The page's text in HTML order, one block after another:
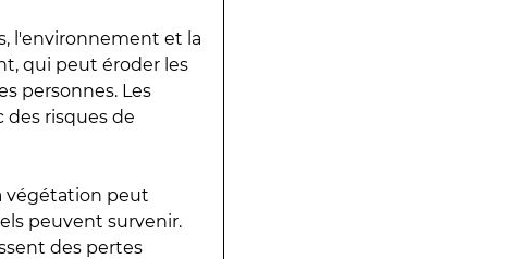
l'environnement et la
qui peut éroder les
personnes. Les
des risques de
végétation peut
peuvent survenir.
des pertes